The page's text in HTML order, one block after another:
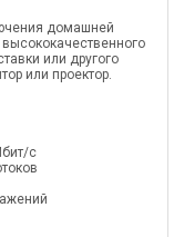
домашней
или другого
или проектор.
с